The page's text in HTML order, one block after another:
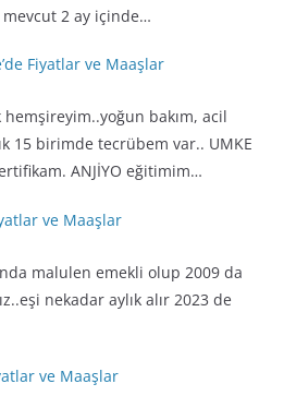
2 ay içinde…
Fiyatlar ve Maaşlar
hemşireyim..yoğun bakım, acil
15 birimde tecrübem var.. UMKE
ANJİYO eğitimim…
ve Maaşlar
malulen emekli olup 2009 da
nekadar aylık alır 2023 de
ve Maaşlar